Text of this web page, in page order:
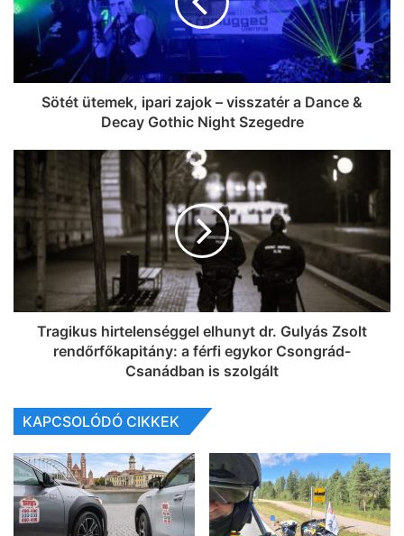
Sötét ütemek, ipari zajok – visszatér a Dance &
Decay Gothic Night Szegedre
Tragikus hirtelenséggel elhunyt dr. Gulyás Zsolt
rendőrfőkapitány: a férfi egykor Csongrád-
Csanádban is szolgált
KAPCSOLÓDÓ CIKKEK